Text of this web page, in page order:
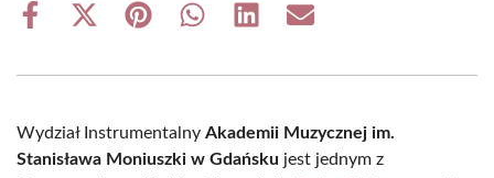
Share
Share
(Twitter)
Share Share Share Share
Wydział Instrumentalny Akademii Muzycznej im.
Stanisława Moniuszki w Gdańsku jest jednym z